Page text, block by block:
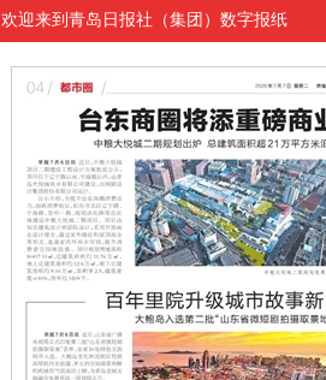
欢迎来到青岛日报社（集团）数字报纸